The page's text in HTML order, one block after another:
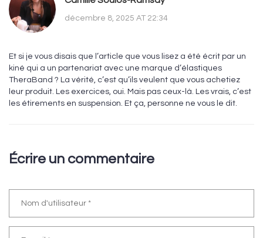
décembre 8, 2025 AT 22:34
Et si je vous disais que l’article que vous lisez a été écrit par un
kiné qui a un partenariat avec une marque d’élastiques
TheraBand ? La vérité, c’est qu’ils veulent que vous achetiez
leur produit. Les exercices, oui. Mais pas ceux-là. Les vrais, c’est
les étirements en suspension. Et ça, personne ne vous le dit.
Écrire un commentaire